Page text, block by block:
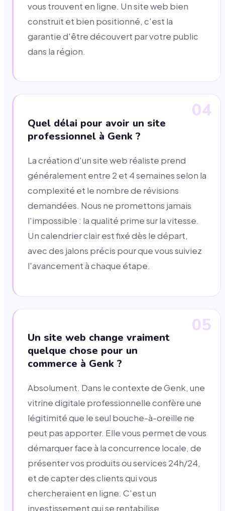
vous trouvent en ligne. Un site web bien
construit et bien positionné, c'est la
garantie d'être découvert par votre public
dans la région.
04
Quel délai pour avoir un site
professionnel à Genk ?
La création d'un site web réaliste prend
généralement entre 2 et 4 semaines selon la
complexité et le nombre de révisions
demandées. Nous ne promettons jamais
l'impossible : la qualité prime sur la vitesse.
Un calendrier clair est fixé dès le départ,
avec des jalons précis pour que vous suiviez
l'avancement à chaque étape.
05
Un site web change vraiment
quelque chose pour un
commerce à Genk ?
Absolument. Dans le contexte de Genk, une
vitrine digitale professionnelle confère une
légitimité que le seul bouche-à-oreille ne
peut pas apporter. Elle vous permet de vous
démarquer face à la concurrence locale, de
présenter vos produits ou services 24h/24,
et de capter des clients qui vous
chercheraient en ligne. C'est un
investissement qui se rentabilise